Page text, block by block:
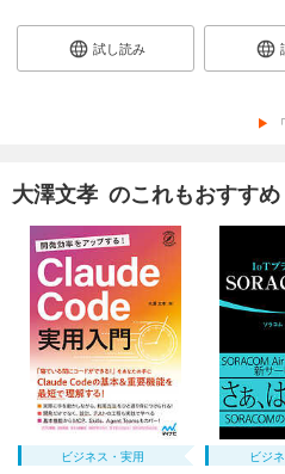
試し読み
大澤文孝 のこれもおすすめ
ビジネス・実用 ビジ